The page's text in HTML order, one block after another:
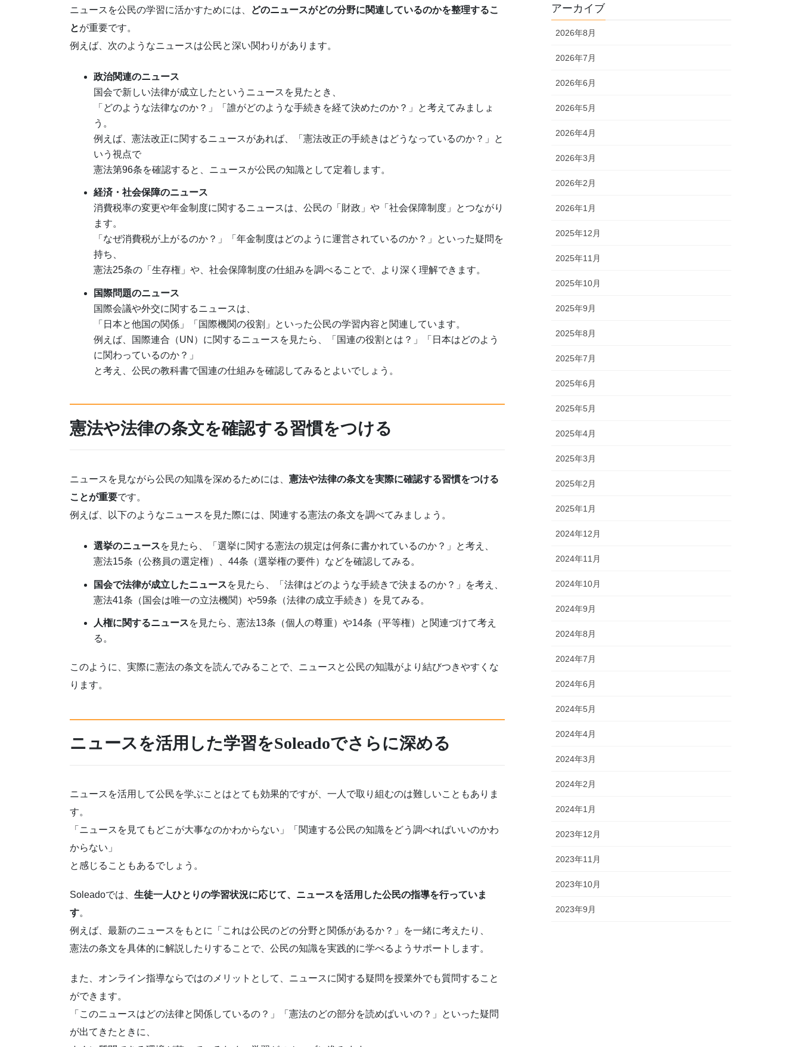
ニュースを公民の学習に活かすためには、
どのニュースがどの分野に関連しているのかを整理するこ
とが重要です。
例えば、次のようなニュースは公民と深い関わりがあります。
政治関連のニュース
国会で新しい法律が成立したというニュースを見たとき、
「どのような法律なのか？」「誰がどのような手続きを経て決めたのか？」と考えてみましょ
う。
例えば、憲法改正に関するニュースがあれば、「憲法改正の手続きはどうなっているのか？」と
いう視点で
憲法第96条を確認すると、ニュースが公民の知識として定着します。
経済・社会保障のニュース
消費税率の変更や年金制度に関するニュースは、公民の「財政」や「社会保障制度」とつながり
ます。
「なぜ消費税が上がるのか？」「年金制度はどのように運営されているのか？」といった疑問を
持ち、
憲法25条の「生存権」や、社会保障制度の仕組みを調べることで、より深く理解できます。
国際問題のニュース
国際会議や外交に関するニュースは、
「日本と他国の関係」「国際機関の役割」といった公民の学習内容と関連しています。
例えば、国際連合（UN）に関するニュースを見たら、「国連の役割とは？」「日本はどのよう
に関わっているのか？」
と考え、公民の教科書で国連の仕組みを確認してみるとよいでしょう。
憲法や法律の条文を確認する習慣をつける
ニュースを見ながら公民の知識を深めるためには、 憲法や法律の条文を実際に確認する習慣をつける
ことが重要です。
例えば、以下のようなニュースを見た際には、関連する憲法の条文を調べてみましょう。
選挙のニュースを見たら、「選挙に関する憲法の規定は何条に書かれているのか？」と考え、
憲法15条（公務員の選定権）、44条（選挙権の要件）などを確認してみる。
国会で法律が成立したニュースを見たら、「法律はどのような手続きで決まるのか？」を考え、
憲法41条（国会は唯一の立法機関）や59条（法律の成立手続き）を見てみる。
人権に関するニュースを見たら、憲法13条（個人の尊重）や14条（平等権）と関連づけて考え
る。
このように、実際に憲法の条文を読んでみることで、ニュースと公民の知識がより結びつきやすくな
ります。
ニュースを活用した学習をSoleadoでさらに深める
ニュースを活用して公民を学ぶことはとても効果的ですが、一人で取り組むのは難しいこともありま
す。
「ニュースを見てもどこが大事なのかわからない」「関連する公民の知識をどう調べればいいのかわ
からない」
と感じることもあるでしょう。
Soleadoでは、 生徒一人ひとりの学習状況に応じて、ニュースを活用した公民の指導を行っていま
す。
例えば、最新のニュースをもとに「これは公民のどの分野と関係があるか？」を一緒に考えたり、
憲法の条文を具体的に解説したりすることで、公民の知識を実践的に学べるようサポートします。
また、オンライン指導ならではのメリットとして、ニュースに関する疑問を授業外でも質問すること
ができます。
「このニュースはどの法律と関係しているの？」「憲法のどの部分を読めばいいの？」といった疑問
が出てきたときに、
アーカイブ
2026年8月
2026年7月
2026年6月
2026年5月
2026年4月
2026年3月
2026年2月
2026年1月
2025年12月
2025年11月
2025年10月
2025年9月
2025年8月
2025年7月
2025年6月
2025年5月
2025年4月
2025年3月
2025年2月
2025年1月
2024年12月
2024年11月
2024年10月
2024年9月
2024年8月
2024年7月
2024年6月
2024年5月
2024年4月
2024年3月
2024年2月
2024年1月
2023年12月
2023年11月
2023年10月
2023年9月